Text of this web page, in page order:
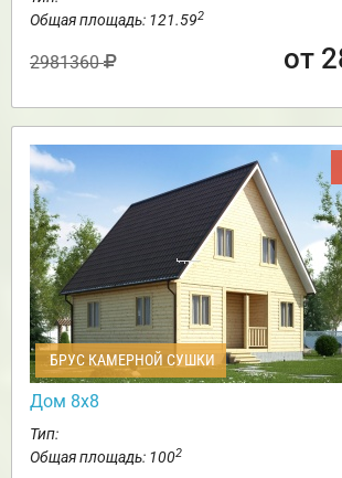
Общая площадь: 121.592
2981360 от
БРУС КАМЕРНОЙ СУШКИ
Дом 8х8
Тип:
Общая площадь: 1002